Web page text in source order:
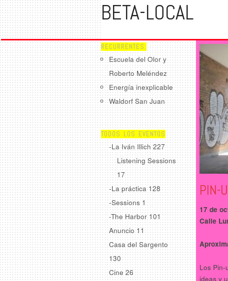
BETA-LOCAL
RECURRENTES:
Escuela del Olor y
Roberto Meléndez
Energía inexplicable
Waldorf San Juan
TODOS LOS EVENTOS
-La Iván Illich227
Listening Sessions
17
-La práctica128
-Sessions 1
-The Harbor101
Anuncio11
Casa del Sargento
130
Cine26
PIN-
17 de
Calle
Los
ideas y